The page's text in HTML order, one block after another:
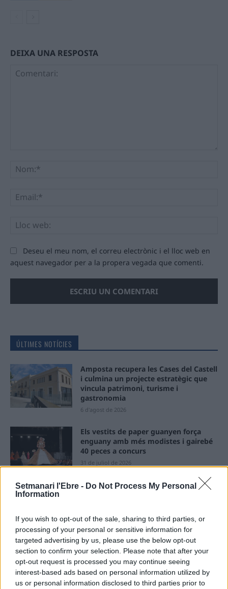
Setmanari l'Ebre - Do Not Process My Personal
Information
If you wish to opt-out of the sale, sharing to third parties, or
processing of your personal or sensitive information for
targeted advertising by us, please use the below opt-out
section to confirm your selection. Please note that after your
opt-out request is processed you may continue seeing
interest-based ads based on personal information utilized by
us or personal information disclosed to third parties prior to
DEIXA UNA RESPOSTA
Deseu el meu nom, el correu electrònic i el lloc web en
aquest navegador per a la propera vegada que comenti.
ÚLTIMES NOTÍCIES
Amposta recupera les Cases del Castell
i culmina un projecte estratègic que
vincula patrimoni, turisme i
gastronomia
6 d'agost de 2026
Els vestits de paper guanyen força
enguany amb més modistes i gairebé
40 peces a concurs
31 de juliol de 2026
“L’eclipsi serà una oportunitat també
31 de juliol de 2026
Blaumut lidera el cartell musical de les
Festes
31 de juliol de 2026